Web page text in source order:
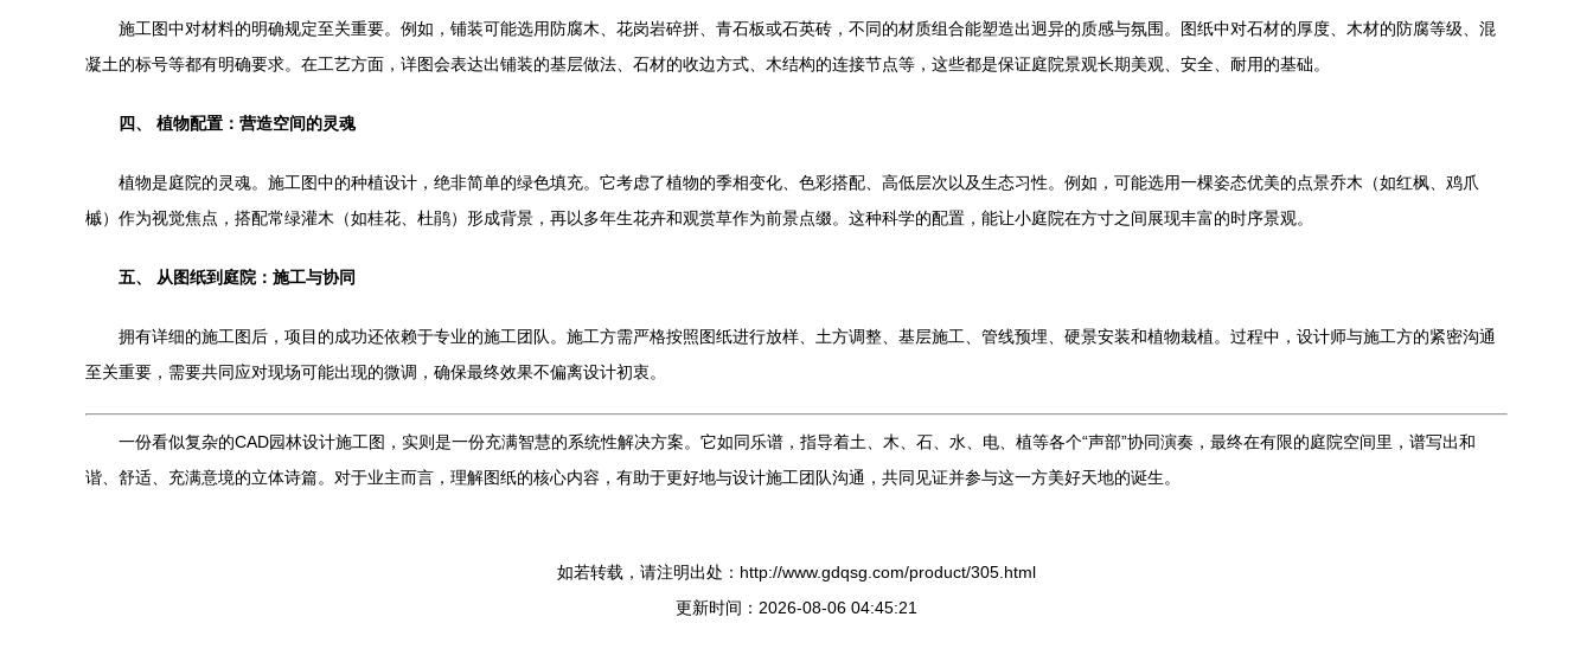
施工图中对材料的明确规定至关重要。例如，铺装可能选用防腐木、花岗岩碎拼、青石板或石英砖，不同的材质组合能塑造出迥异的质感与氛围。图纸中对石材的厚度、木材的防腐等级、混
凝土的标号等都有明确要求。在工艺方面，详图会表达出铺装的基层做法、石材的收边方式、木结构的连接节点等，这些都是保证庭院景观长期美观、安全、耐用的基础。
四、 植物配置：营造空间的灵魂
植物是庭院的灵魂。施工图中的种植设计，绝非简单的绿色填充。它考虑了植物的季相变化、色彩搭配、高低层次以及生态习性。例如，可能选用一棵姿态优美的点景乔木（如红枫、鸡爪
槭）作为视觉焦点，搭配常绿灌木（如桂花、杜鹃）形成背景，再以多年生花卉和观赏草作为前景点缀。这种科学的配置，能让小庭院在方寸之间展现丰富的时序景观。
五、 从图纸到庭院：施工与协同
拥有详细的施工图后，项目的成功还依赖于专业的施工团队。施工方需严格按照图纸进行放样、土方调整、基层施工、管线预埋、硬景安装和植物栽植。过程中，设计师与施工方的紧密沟通
至关重要，需要共同应对现场可能出现的微调，确保最终效果不偏离设计初衷。
一份看似复杂的CAD园林设计施工图，实则是一份充满智慧的系统性解决方案。它如同乐谱，指导着土、木、石、水、电、植等各个“声部”协同演奏，最终在有限的庭院空间里，谱写出和
谐、舒适、充满意境的立体诗篇。对于业主而言，理解图纸的核心内容，有助于更好地与设计施工团队沟通，共同见证并参与这一方美好天地的诞生。
如若转载，请注明出处：http://www.gdqsg.com/product/305.html
更新时间：2026-08-06 04:45:21